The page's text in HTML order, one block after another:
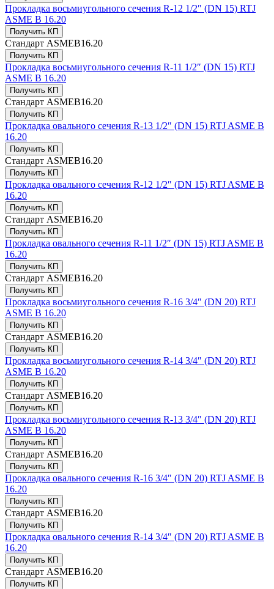
Прокладка восьмиугольного сечения R-12 1/2″ (DN 15) RTJ
ASME B 16.20
Получить КП
Стандарт ASMEB16.20
Получить КП
Прокладка восьмиугольного сечения R-11 1/2″ (DN 15) RTJ
ASME B 16.20
Получить КП
Стандарт ASMEB16.20
Получить КП
Прокладка овального сечения R-13 1/2″ (DN 15) RTJ ASME B
16.20
Получить КП
Стандарт ASMEB16.20
Получить КП
Прокладка овального сечения R-12 1/2″ (DN 15) RTJ ASME B
16.20
Получить КП
Стандарт ASMEB16.20
Получить КП
Прокладка овального сечения R-11 1/2″ (DN 15) RTJ ASME B
16.20
Получить КП
Стандарт ASMEB16.20
Получить КП
Прокладка восьмиугольного сечения R-16 3/4″ (DN 20) RTJ
ASME B 16.20
Получить КП
Стандарт ASMEB16.20
Получить КП
Прокладка восьмиугольного сечения R-14 3/4″ (DN 20) RTJ
ASME B 16.20
Получить КП
Стандарт ASMEB16.20
Получить КП
Прокладка восьмиугольного сечения R-13 3/4″ (DN 20) RTJ
ASME B 16.20
Получить КП
Стандарт ASMEB16.20
Получить КП
Прокладка овального сечения R-16 3/4″ (DN 20) RTJ ASME B
16.20
Получить КП
Стандарт ASMEB16.20
Получить КП
Прокладка овального сечения R-14 3/4″ (DN 20) RTJ ASME B
16.20
Получить КП
Стандарт ASMEB16.20
Получить КП